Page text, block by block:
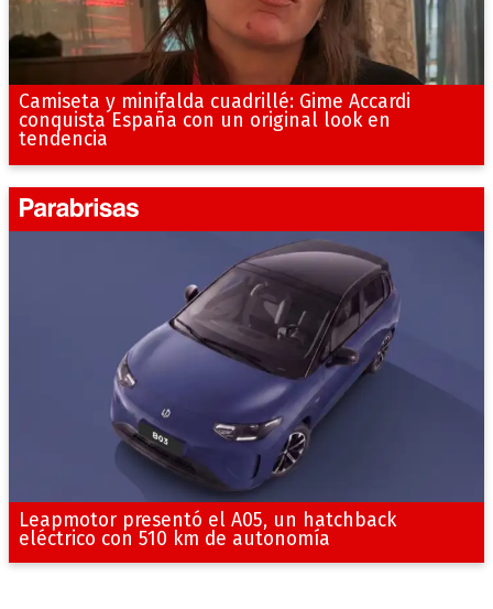
Camiseta y minifalda cuadrillé: Gime Accardi
conquista España con un original look en
tendencia
Leapmotor presentó el A05, un hatchback
eléctrico con 510 km de autonomía